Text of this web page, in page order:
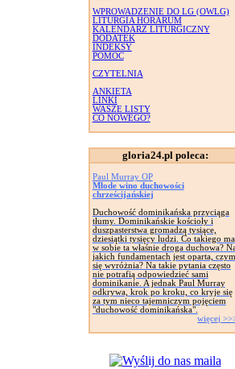
WPROWADZENIE DO LG (OWLG)
LITURGIA HORARUM
KALENDARZ LITURGICZNY
DODATEK
INDEKSY
POMOC
CZYTELNIA
ANKIETA
LINKI
WASZE LISTY
CO NOWEGO?
gloria24.pl poleca:
Paul Murray OP
Młode wino duchowości
chrześcijańskiej
Duchowość dominikańska przyciąga
tłumy. Dominikańskie kościoły i
duszpasterstwa gromadzą tysiące,
dziesiątki tysięcy ludzi. Co takiego ma
w sobie ta właśnie droga duchowa?
jakich fundamentach jest oparta, czym
się wyróżnia? Na takie pytania często
nie potrafią odpowiedzieć sami
dominikanie. A jednak Paul Murray
odkrywa, krok po kroku, co kryje się
za tym nieco tajemniczym pojęciem
"duchowość dominikańska".
więcej